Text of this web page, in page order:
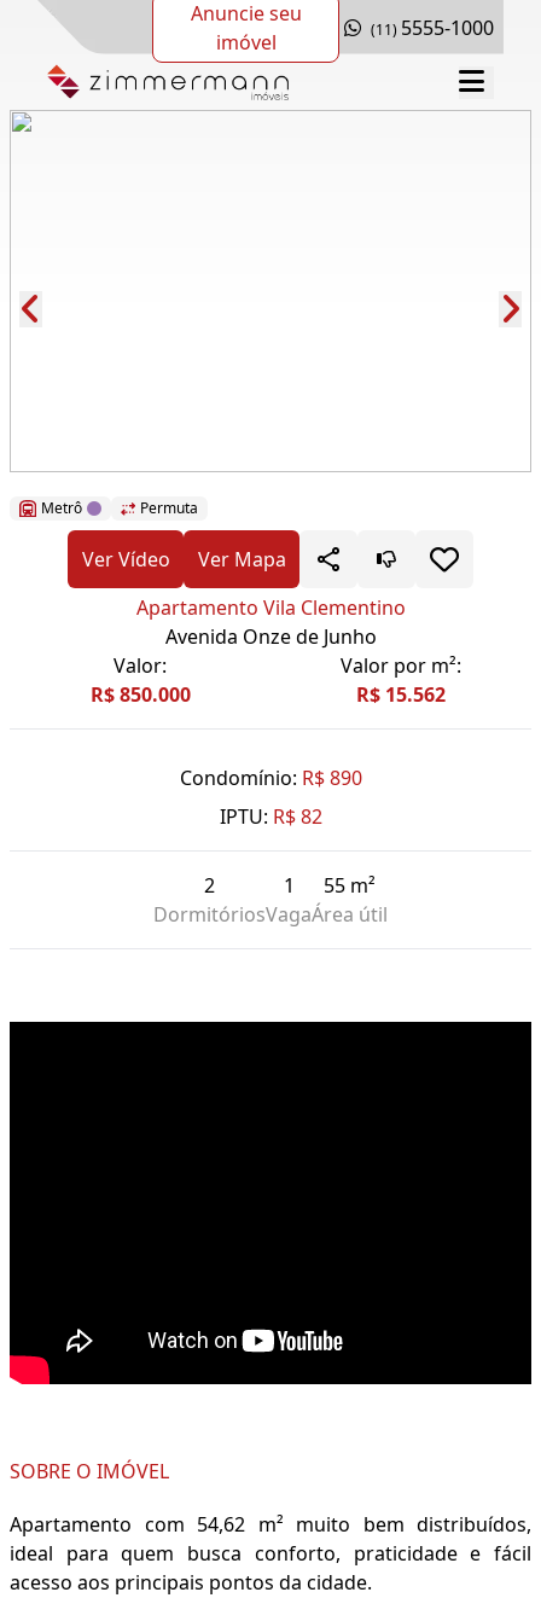
Anuncie seu
imóvel
(11) 5555-1000
Metrô Permuta
Ver Vídeo
Ver Mapa
Apartamento Vila Clementino
Avenida Onze de Junho
Valor:
R$ 850.000
Valor por m²:
R$ 15.562
Condomínio: R$ 890
IPTU: R$ 82
2
Dormitórios
1
Vaga
55 m²
Área útil
SOBRE O IMÓVEL
Apartamento com 54,62 m² muito bem distribuídos,
ideal para quem busca conforto, praticidade e fácil
acesso aos principais pontos da cidade.